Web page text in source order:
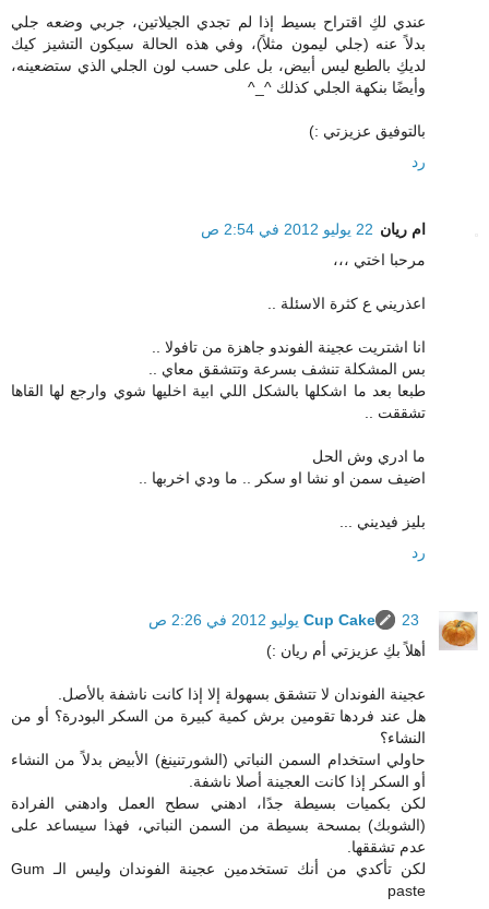
عندي لكِ اقتراح بسيط إذا لم تجدي الجيلاتين، جربي وضعه جلي
بدلاً عنه (جلي ليمون مثلاً)، وفي هذه الحالة سيكون التشيز كيك
لديكِ بالطبع ليس أبيض، بل على حسب لون الجلي الذي ستضعينه،
وأيضًا بنكهة الجلي كذلك ^_^
بالتوفيق عزيزتي :)
رد
ام ريان 22 يوليو 2012 في 2:54 ص
مرحبا اختي ،،،
اعذريني ع كثرة الاسئلة ..
انا اشتريت عجينة الفوندو جاهزة من تافولا ..
بس المشكلة تنشف بسرعة وتتشقق معاي ..
طبعا بعد ما اشكلها بالشكل اللي ابية اخليها شوي وارجع لها القاها
تشققت ..
ما ادري وش الحل
اضيف سمن او نشا او سكر .. ما ودي اخربها ..
بليز فيديني ...
رد
Cup Cake
23 يوليو 2012 في 2:26 ص
أهلاً بكِ عزيزتي أم ريان :)
عجينة الفوندان لا تتشقق بسهولة إلا إذا كانت ناشفة بالأصل.
هل عند فردها تقومين برش كمية كبيرة من السكر البودرة؟ أو من
النشاء؟
حاولي استخدام السمن النباتي (الشورتنينغ) الأبيض بدلاً من النشاء
أو السكر إذا كانت العجينة أصلا ناشفة.
لكن بكميات بسيطة جدًا، ادهني سطح العمل وادهني الفرادة
(الشوبك) بمسحة بسيطة من السمن النباتي، فهذا سيساعد على
عدم تشققها.
لكن تأكدي من أنك تستخدمين عجينة الفوندان وليس الـ Gum
paste